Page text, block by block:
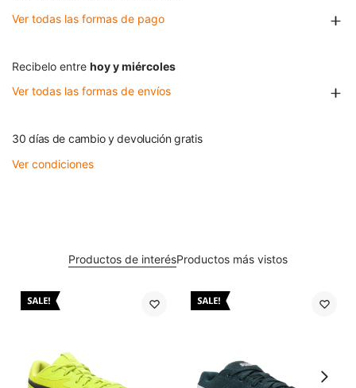
Ver todas las formas de pago
Recibelo entre hoy y miércoles
Ver todas las formas de envíos
30 días de cambio y devolución gratis
Ver condiciones
Productos de interésProductos más vistos